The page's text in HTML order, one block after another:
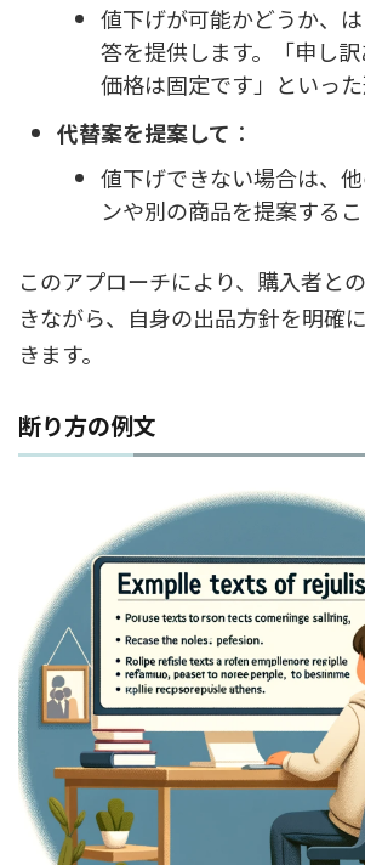
値下げが可能かどうか、
答を提供します。「申し訳
価格は固定です」といった
代替案を提案して ：
値下げできない場合は、
ンや別の商品を提案するこ
このアプローチにより、購入者と
きながら、自身の出品方針を明確
きます。
断り方の例文